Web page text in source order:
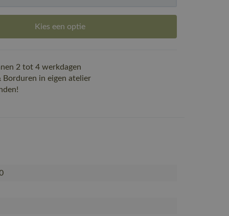
Kies een optie
2 tot 4 werkdagen
Borduren in eigen atelier